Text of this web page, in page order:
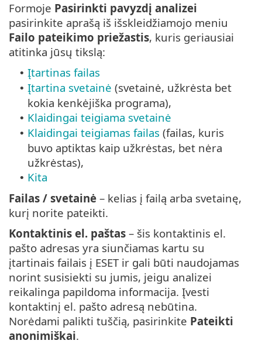
Formoje Pasirinkti pavyzdį analizei
pasirinkite aprašą iš išskleidžiamojo meniu
Failo pateikimo priežastis, kuris geriausiai
atitinka jūsų tikslą:
• Įtartinas failas
• Įtartina svetainė (svetainė, užkrėsta bet
kokia kenkėjiška programa),
• Klaidingai teigiama svetainė
• Klaidingai teigiamas failas (failas, kuris
buvo aptiktas kaip užkrėstas, bet nėra
užkrėstas),
• Kita
Failas / svetainė – kelias į failą arba svetainę,
kurį norite pateikti.
Kontaktinis el. paštas – šis kontaktinis el.
pašto adresas yra siunčiamas kartu su
įtartinais failais į ESET ir gali būti naudojamas
norint susisiekti su jumis, jeigu analizei
reikalinga papildoma informacija. Įvesti
kontaktinį el. pašto adresą nebūtina.
Norėdami palikti tuščią, pasirinkite Pateikti
anonimiškai.